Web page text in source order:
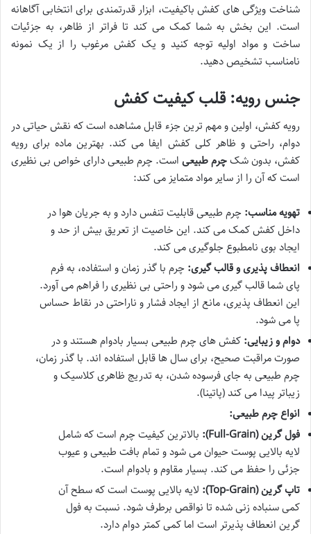
شناخت ویژگی های کفش باکیفیت، ابزار قدرتمندی برای انتخابی آگاهانه
است. این بخش به شما کمک می کند تا فراتر از ظاهر، به جزئیات
ساخت و مواد اولیه توجه کنید و یک کفش مرغوب را از یک نمونه
نامناسب تشخیص دهید.
جنس رویه: قلب کیفیت کفش
رویه کفش، اولین و مهم ترین جزء قابل مشاهده است که نقش حیاتی در
دوام، راحتی و ظاهر کلی کفش ایفا می کند. بهترین ماده برای رویه
کفش، بدون شکچرم طبیعی است. چرم طبیعی دارای خواص بی نظیری
است که آن را از سایر مواد متمایز می کند:
تهویه مناسب: چرم طبیعی قابلیت تنفس دارد و به جریان هوا در
داخل کفش کمک می کند. این خاصیت از تعریق بیش از حد و
ایجاد بوی نامطبوع جلوگیری می کند.
انعطاف پذیری و قالب گیری: چرم با گذر زمان و استفاده، به فرم
پای شما قالب گیری می شود و راحتی بی نظیری را فراهم می آورد.
این انعطاف پذیری، مانع از ایجاد فشار و ناراحتی در نقاط حساس
پا می شود.
دوام و زیبایی: کفش های چرم طبیعی بسیار بادوام هستند و در
صورت مراقبت صحیح، برای سال ها قابل استفاده اند. با گذر زمان،
چرم طبیعی به جای فرسوده شدن، به تدریج ظاهری کلاسیک و
زیباتر پیدا می کند (پاتینا).
انواع چرم طبیعی:
فول گرین (Full-Grain):
بالاترین کیفیت چرم است که شامل
لایه بالایی پوست حیوان می شود و تمام بافت طبیعی و عیوب
جزئی را حفظ می کند. بسیار مقاوم و بادوام است.
تاپ گرین (Top-Grain):
لایه بالایی پوست است که سطح آن
کمی سنباده زنی شده تا نواقص برطرف شود. نسبت به فول
گرین انعطاف پذیرتر است اما کمی کمتر دوام دارد.